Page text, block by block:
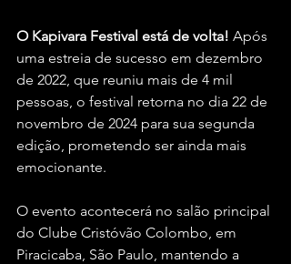
O Kapivara Festival está de volta! Após
uma estreia de sucesso em dezembro
de 2022, que reuniu mais de 4 mil
pessoas, o festival retorna no dia 22 de
novembro de 2024 para sua segunda
edição, prometendo ser ainda mais
emocionante.
O evento acontecerá no salão principal
do Clube Cristóvão Colombo, em
Piracicaba, São Paulo, mantendo a